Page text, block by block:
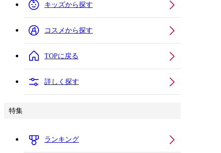
キッズから探す
コスメから探す
TOPに戻る
詳しく探す
特集
ランキング